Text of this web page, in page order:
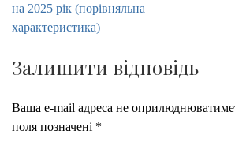
на 2025 рік (порівняльна
характеристика)
Залишити відповідь
Ваша e-mail адреса не
поля позначені *